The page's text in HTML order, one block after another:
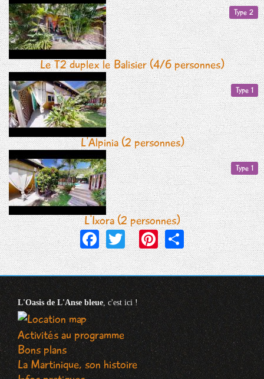
Type 2
Le T2 duplex le Balisier (4/6 personnes)
Type 1
L'Alpinia (2 personnes)
Type 1
L'Ixora (2 personnes)
Facebook
TwitterPinterest
Share
L'Oasis de L'Anse bleue, c'est ici !
Activités au programme
Bons plans
La Martinique, son histoire